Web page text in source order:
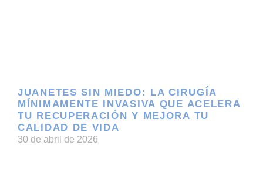
JUANETES SIN MIEDO: LA CIRUGÍA
MÍNIMAMENTE INVASIVA QUE ACELERA
TU RECUPERACIÓN Y MEJORA TU
CALIDAD DE VIDA
30 de abril de 2026